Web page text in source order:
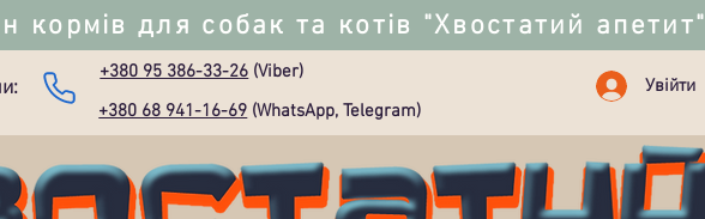
кормів для собак та котів "Хвостатий апетит"
+380 95 386-33-26 (Viber)
+380 68 941-16-69 (WhatsApp, Telegram)
Увійти